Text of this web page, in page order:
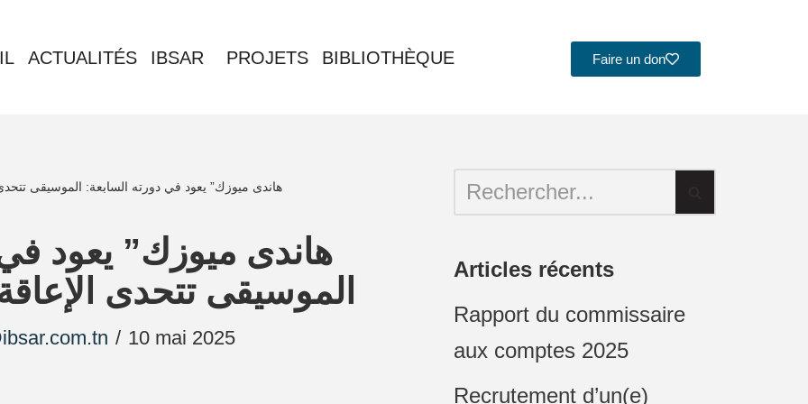
ACTUALITÉS IBSAR PROJETS BIBLIOTHÈQUE Faire un don
“هاندى ميوزك” يعود في دورته السابعة: الموسيقى
الموسيقى تتحدى
10 mai 2025
Articles récents
Rapport du commissaire
aux comptes 2025
Recrutement d’un(e)